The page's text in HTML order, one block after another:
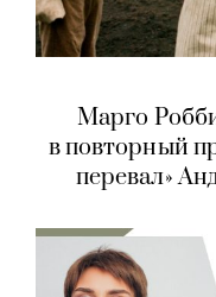
Марго
в повторный
перевал»